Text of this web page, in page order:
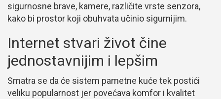
sigurnosne brave, kamere, različite vrste senzora,
kako bi prostor koji obuhvata učinio sigurnijim.
Internet stvari život čine
jednostavnijim i lepšim
Smatra se da će sistem pametne kuće tek postići
veliku popularnost jer povećava komfor i kvalitet